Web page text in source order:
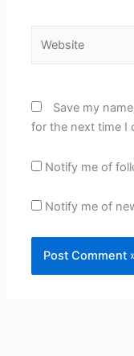
Save my
for the next time I
Notify me of
Notify me of